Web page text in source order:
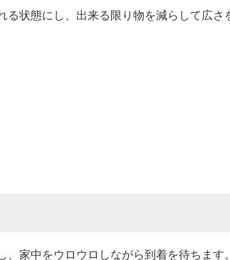
状態にし、出来る限り物を減らして広さ
家中をウロウロしながら到着を待ちます